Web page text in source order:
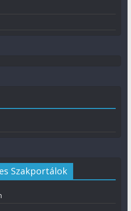
Szakportálok